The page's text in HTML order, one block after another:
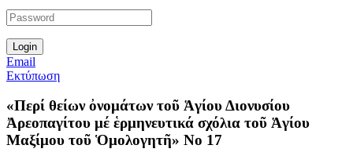
Email
Εκτύπωση
«Περί θείων ὀνομάτων τοῦ Ἁγίου Διονυσίου
Ἀρεοπαγίτου μέ ἑρμηνευτικά σχόλια τοῦ Ἁγίου
Μαξίμου τοῦ Ὁμολογητῆ» No 17